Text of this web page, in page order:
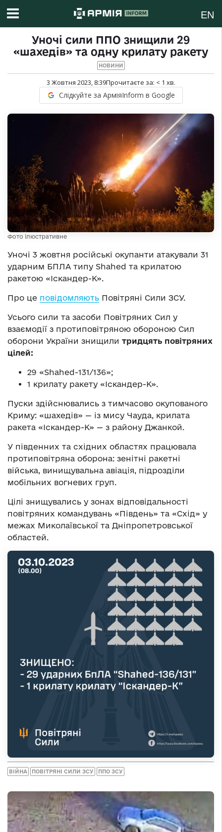
EN
Уночі сили ППО знищили 29
«шахедів» та одну крилату ракету
НОВИНИ
3 Жовтня 2023, 8:39Прочитаєте за: < 1 хв.
Слідкуйте за АрміяInform в Google
Фото ілюстративне
Уночі 3 жовтня російські окупанти атакували 31
ударним БПЛА типу Shahed та крилатою
ракетою «Іскандер-К».
Про це повідомляють Повітряні Сили ЗСУ.
Усього сили та засоби Повітряних Сил у
взаємодії з протиповітряною обороною Сил
оборони України знищили тридцять повітряних
цілей:
29 «Shahed-131/136»;
1 крилату ракету «Іскандер-К».
Пуски здійснювались з тимчасово окупованого
Криму: «шахедів» — із мису Чауда, крилата
ракета «Іскандер-К» — з району Джанкой.
У південних та східних областях працювала
протиповітряна оборона: зенітні ракетні
війська, винищувальна авіація, підрозділи
мобільних вогневих груп.
Цілі знищувались у зонах відповідальності
повітряних командувань «Південь» та «Схід» у
межах Миколаївської та Дніпропетровської
областей.
ВІЙНА ПОВІТРЯНІ СИЛИ ЗСУ ППО ЗСУ